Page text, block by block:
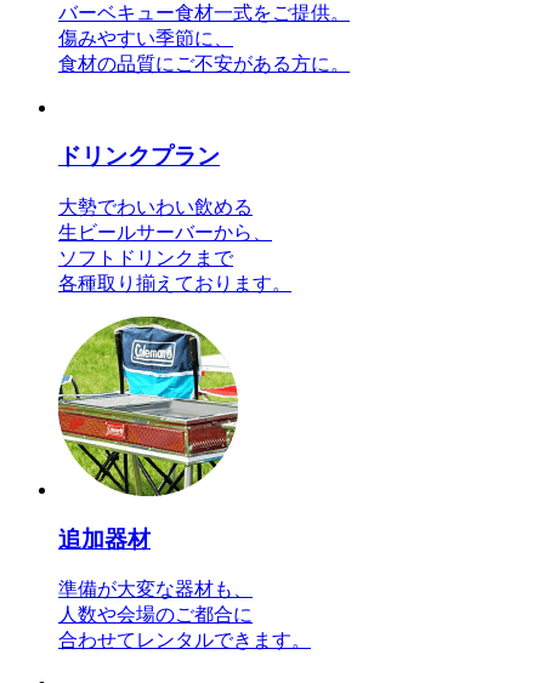
バーベキュー食材一式をご提供。
傷みやすい季節に、
食材の品質にご不安がある方に。
ドリンクプラン
大勢でわいわい飲める
生ビールサーバーから、
ソフトドリンクまで
各種取り揃えております。
追加器材
準備が大変な器材も、
人数や会場のご都合に
合わせてレンタルできます。